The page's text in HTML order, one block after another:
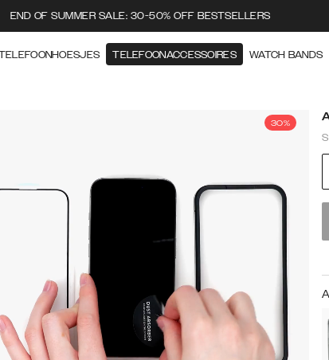
END OF SUMMER SALE: 30-50% OFF BESTSELLERS
TELEFOONACCESSOIRES WATCH BANDS
30%